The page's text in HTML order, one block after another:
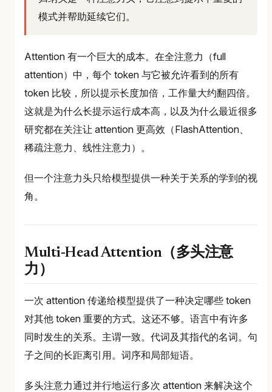
模式并帮助延续它们。
Attention 有一个巨大的成本。在全注意力（full
attention）中，每个 token 与它被允许看到的所有
token 比较，所以提示长度加倍，工作量大约翻四倍。
这就是为什么长提示运行成本高，以及为什么最近很多
研究都在关注让 attention 更高效（FlashAttention、
稀疏注意力、线性注意力）。
但一个注意力头只给模型提供一种关于关系的学到的视
角。
Multi-Head Attention（多头注意
力）
一次 attention 传递给模型提供了一种决定哪些 token
对其他 token 重要的方式。这还不够。语言中有许多
同时发生的关系。主谓一致。代词及其指代的名词。句
子之间的长距离引用。词序和局部短语。
多头注意力通过并行地运行多次 attention 来解决这个